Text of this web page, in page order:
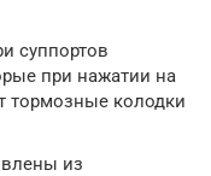
суппортов
при нажатии на
тормозные колодки
из